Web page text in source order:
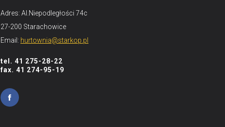
Adres: Al.Niepodległości 74c
27-200 Starachowice
Email: hurtownia@starkop.pl
tel. 41 275-28-22
fax. 41 274-95-19